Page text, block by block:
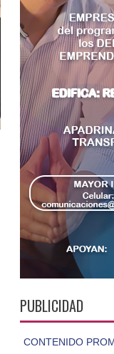
PUBLICIDAD